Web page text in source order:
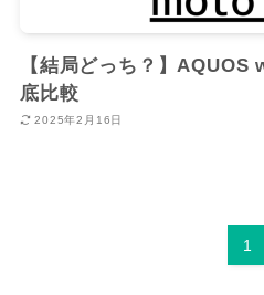
【結局どっち？】
底比較
2025年2月16日
1